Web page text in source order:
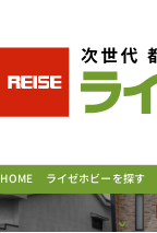
ライゼホビーの魅力
HOME ライゼホビーを探す